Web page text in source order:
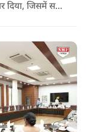
दिया, जिसमें सपा